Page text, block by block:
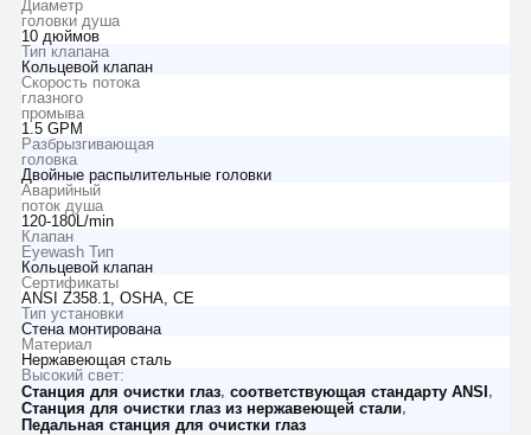
Диаметр
головки душа
10 дюймов
Тип клапана
Кольцевой клапан
Скорость потока
глазного
промыва
1.5 GPM
Разбрызгивающая
головка
Двойные распылительные головки
Аварийный
поток душа
120-180L/min
Клапан
Eyewash Тип
Кольцевой клапан
Сертификаты
ANSI Z358.1, OSHA, CE
Тип установки
Стена монтирована
Материал
Нержавеющая сталь
Высокий свет:
Станция для очистки глаз, соответствующая стандарту ANSI
Станция для очистки глаз из нержавеющей стали
Педальная станция для очистки глаз